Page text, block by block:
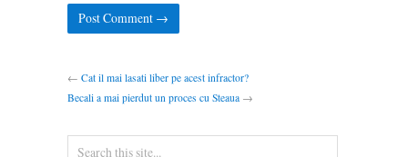
← Cat il mai lasati liber pe acest infractor?
Becali a mai pierdut un proces cu Steaua →